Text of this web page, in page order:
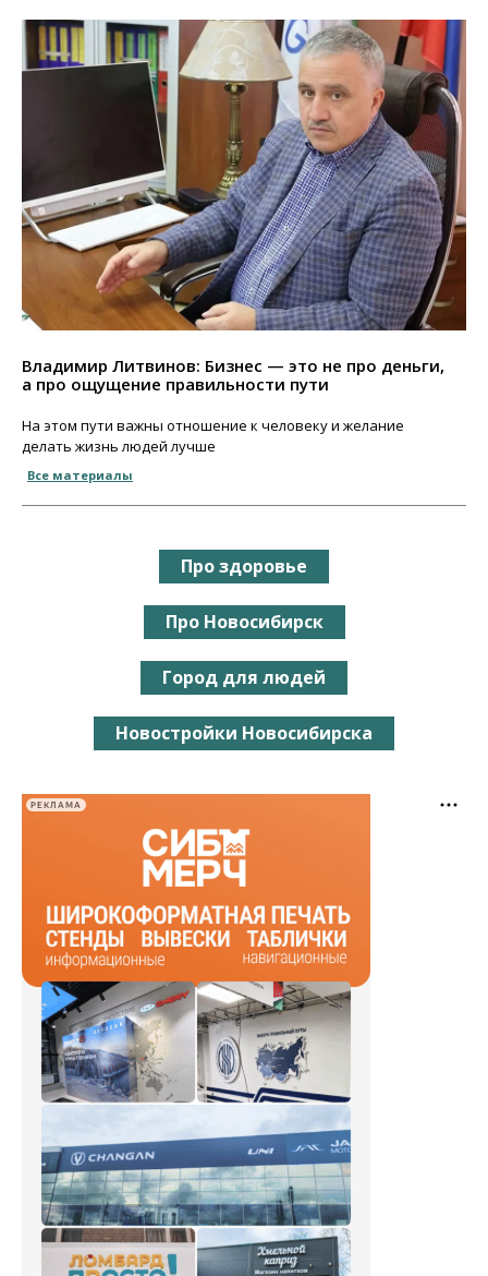
Владимир Литвинов: Бизнес — это не про деньги,
а про ощущение правильности пути
На этом пути важны отношение к человеку и желание
делать жизнь людей лучше
Все материалы
Про здоровье
Про Новосибирск
Город для людей
Новостройки Новосибирска
РЕКЛАМА